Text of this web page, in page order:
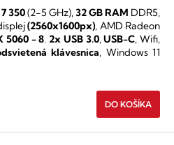
DO KOŠÍKA
350(2-5 GHz),32 GB RAM DDR5,
(2560x1600px), AMD Radeon
5060 - 8. 2x USB 3.0,USB-C, Wifi,
klávesnica, Windows 11